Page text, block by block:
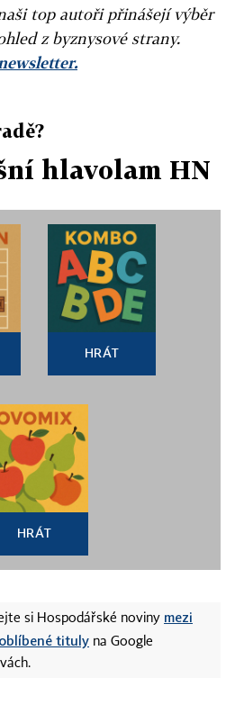
top autoři přinášejí výběr
z byznysové strany.
hlavolam HN
HRÁT
HRÁT
si Hospodářské noviny mezi
tituly na Google